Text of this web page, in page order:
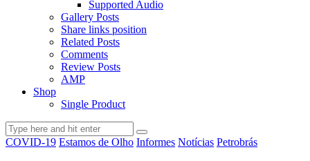
Supported Audio
Gallery Posts
Share links position
Related Posts
Comments
Review Posts
AMP
Shop
Single Product
COVID-19 Estamos de Olho Informes Notícias Petrobrás